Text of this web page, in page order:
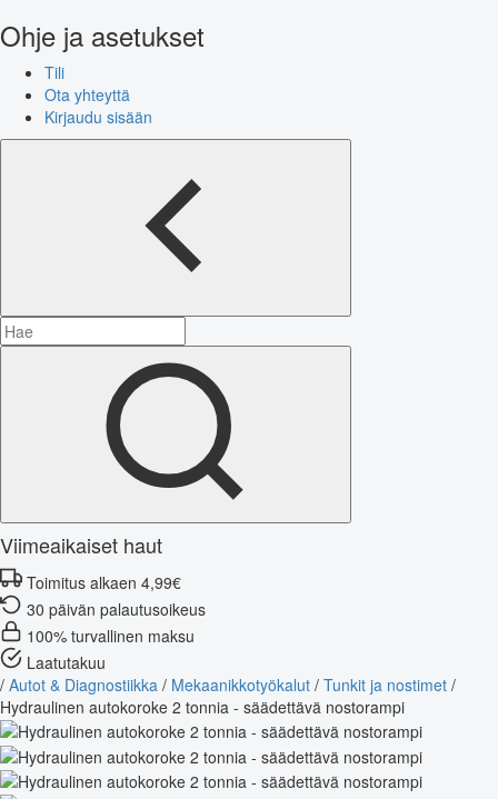
Ohje ja asetukset
Tili
Ota yhteyttä
Kirjaudu sisään
Viimeaikaiset haut
Toimitus alkaen 4,99€
30 päivän palautusoikeus
100% turvallinen maksu
Laatutakuu
/ Autot & Diagnostiikka / Mekaanikkotyökalut / Tunkit ja nostimet /
Hydraulinen autokoroke 2 tonnia - säädettävä nostorampi